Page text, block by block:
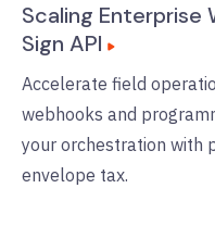
Scaling
Sign API
Accelerate field
webhooks and
your orchestration with
envelope tax.